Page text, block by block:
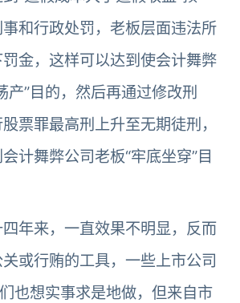
和行政处罚，老板层面违法所
金，这样可以达到使会计舞弊
产”目的，然后再通过修改刑
票罪最高刑上升至无期徒刑，
计舞弊公司老板“牢底坐穿”目
年来，一直效果不明显，反而
或行贿的工具，一些上市公司
也想实事求是地做，但来自市